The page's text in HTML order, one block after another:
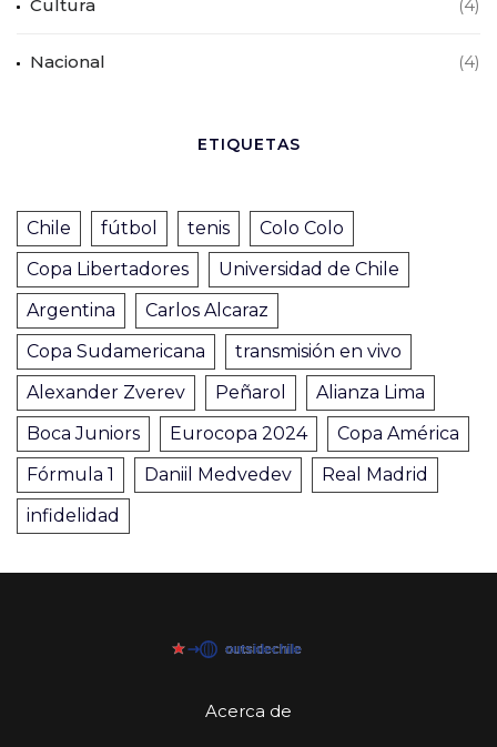
Cultura (4)
Nacional (4)
ETIQUETAS
Chile fútbol tenis
Colo Colo
Copa Libertadores
Universidad de Chile
Argentina
Carlos Alcaraz
Copa Sudamericana
transmisión en vivo
Alexander Zverev
Peñarol
Alianza Lima
Boca Juniors
Eurocopa 2024
Copa América
Fórmula 1
Daniil Medvedev
Real Madrid
infidelidad
Acerca de